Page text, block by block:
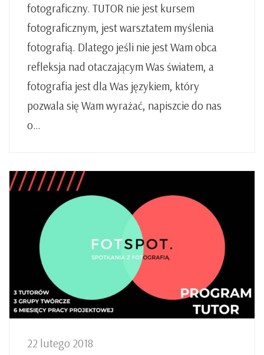
fotograficzny. TUTOR nie jest kursem
fotograficznym, jest warsztatem myślenia
fotografią. Dlatego jeśli nie jest Wam obca
refleksja nad otaczającym Was światem, a
fotografia jest dla Was językiem, który
pozwala się Wam wyrażać, napiszcie do nas
o…
22 lutego 2018